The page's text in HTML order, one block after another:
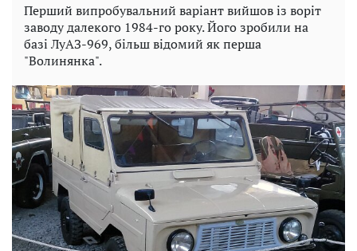
Перший випробувальний варіант вийшов із воріт
заводу далекого 1984-го року. Його зробили на
базі ЛуАЗ-969, більш відомий як перша
"Волинянка".